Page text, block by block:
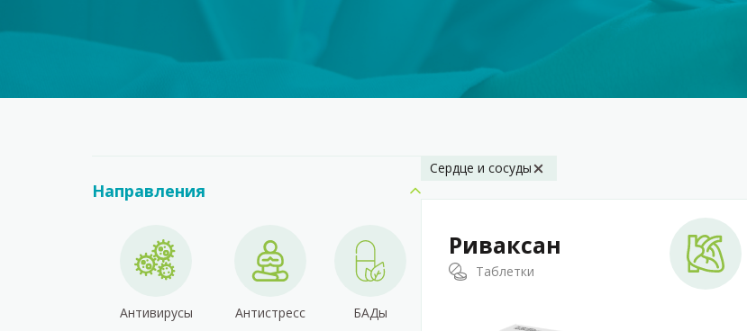
Направления
Антивирусы Антистресс БАДы
Сердце и сосуды
Риваксан
Таблетки